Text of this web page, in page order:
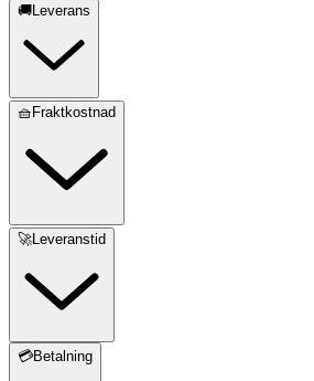
🚚Leverans
🧺Fraktkostnad
🚀Leveranstid
💳Betalning